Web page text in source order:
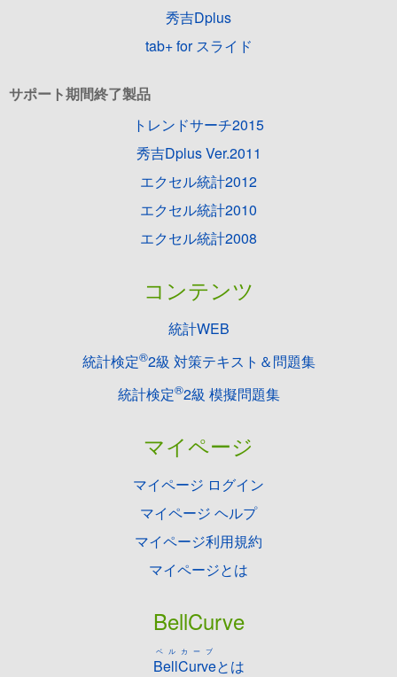
秀吉Dplus
tab+ for スライド
サポート期間終了製品
トレンドサーチ2015
秀吉Dplus Ver.2011
エクセル統計2012
エクセル統計2010
エクセル統計2008
コンテンツ
統計WEB
統計検定®2級 対策テキスト＆問題集
統計検定®2級 模擬問題集
マイページ
マイページ ログイン
マイページ ヘルプ
マイページ利用規約
マイページとは
BellCurve
BellCurve
ベルカーブ
とは